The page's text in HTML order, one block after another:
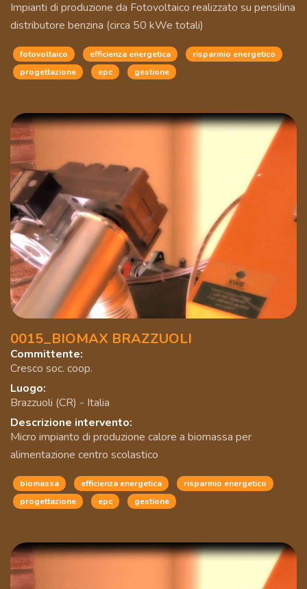
Impianti di produzione da Fotovoltaico realizzato su pensilina
distributore benzina (circa 50 kWe totali)
fotovoltaico efficienza energetica
risparmio energetico
progettazione
epc gestione
0015_BIOMAX BRAZZUOLI
Committente:
Cresco soc. coop.
Luogo:
Brazzuoli (CR) - Italia
Descrizione intervento:
Micro impianto di produzione calore a biomassa per
alimentazione centro scolastico
biomassa efficienza energetica
risparmio energetico
progettazione
epc gestione